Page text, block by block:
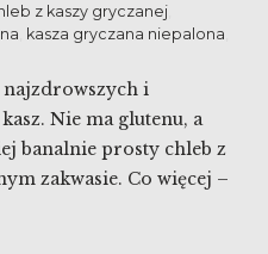
z kaszy gryczanej
kasza gryczana niepalona
najzdrowszych i
Nie ma glutenu, a
banalnie prosty chleb z
zakwasie. Co więcej –
zakwas)!